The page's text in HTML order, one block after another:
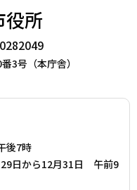
役所
3号（本庁舎）
後7時
日から12月31日 午前9